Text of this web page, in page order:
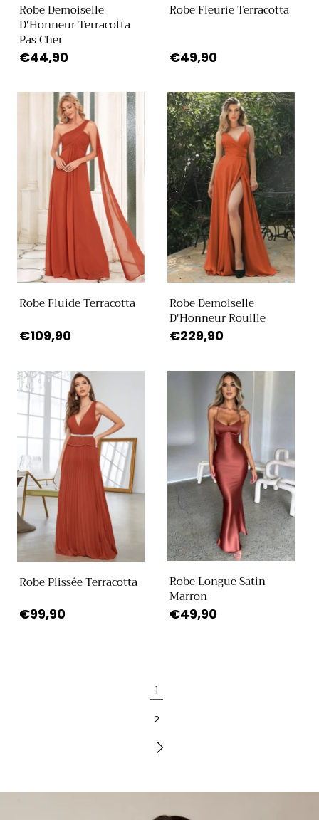
Robe Demoiselle
D'Honneur Terracotta
Pas Cher
Prix
€44,90
Robe Fleurie Terracotta
Prix
€49,90
Robe Fluide Terracotta
Prix
€109,90
Robe Demoiselle
D'Honneur Rouille
Prix
€229,90
Robe Plissée Terracotta
Prix
€99,90
Robe Longue Satin
Marron
Prix
€49,90
1
2